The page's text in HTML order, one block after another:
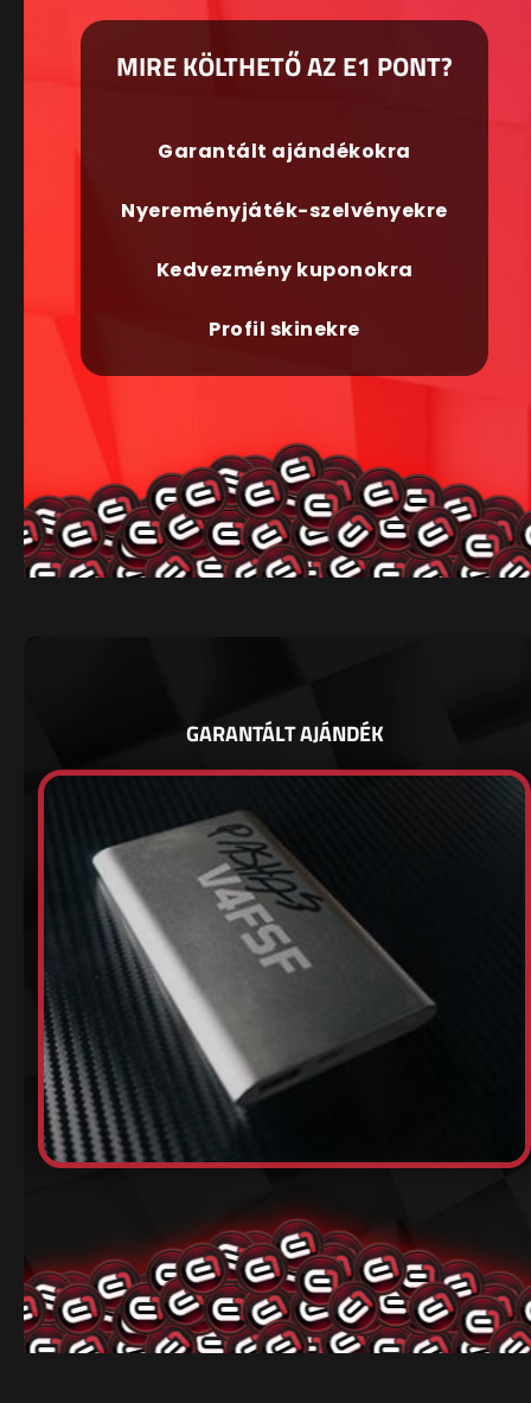
MIRE KÖLTHETŐ AZ E1 PONT?
Garantált ajándékokra
Nyereményjáték-szelvényekre
Kedvezmény kuponokra
Profil skinekre
GARANTÁLT AJÁNDÉK